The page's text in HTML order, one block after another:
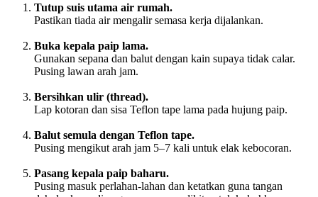
Tutup suis utama air rumah.
Pastikan tiada air mengalir semasa kerja dijalankan.
Buka kepala paip lama.
Gunakan sepana dan balut dengan kain supaya tidak calar.
Pusing lawan arah jam.
Bersihkan ulir (thread).
Lap kotoran dan sisa Teflon tape lama pada hujung paip.
Balut semula dengan Teflon tape.
Pusing mengikut arah jam 5–7 kali untuk elak kebocoran.
Pasang kepala paip baharu.
Pusing masuk perlahan-lahan dan ketatkan guna tangan